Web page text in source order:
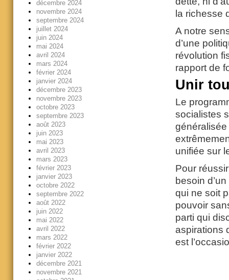
la richesse
A notre
d’une
révolution
rapport de
Unir
Le
socialistes
unifiée sur
Pour
besoin
qui ne soit
pouvoir
parti qui
aspirations
est
décembre 2024
novembre 2024
septembre 2024
juillet 2024
juin 2024
mai 2024
avril 2024
mars 2024
février 2024
janvier 2024
décembre 2023
novembre 2023
octobre 2023
septembre 2023
août 2023
juin 2023
mai 2023
avril 2023
mars 2023
février 2023
janvier 2023
octobre 2022
septembre 2022
août 2022
juin 2022
mai 2022
avril 2022
mars 2022
février 2022
janvier 2022
décembre 2021
novembre 2021